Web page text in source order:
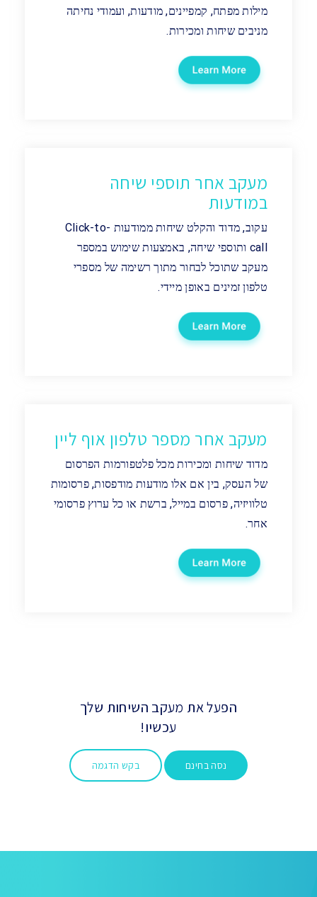
מילות מפתח, קמפיינים, מודעות, ועמודי נחיתה
מניבים שיחות ומכירות.
מעקב אחר תוספי שיחה
במודעות
עקוב, מדוד והקלט שיחות ממודעות Click-to-
call ותוספי שיחה, באמצעות שימוש במספר
מעקב שתוכל לבחור מתוך רשימה של מספרי
טלפון זמינים באופן מיידי.
מעקב אחר מספר טלפון אוף ליין
מדוד שיחות ומכירות מכל פלטפורמות הפרסום
של העסק, בין אם אלו מודעות מודפסות, פרסומות
טלוויזיה, פרסום במייל, ברשת או כל ערוץ פרסומי
אחר.
הפעל את מעקב השיחות שלך
עכשיו!
נסה בחינם בקש הדגמה